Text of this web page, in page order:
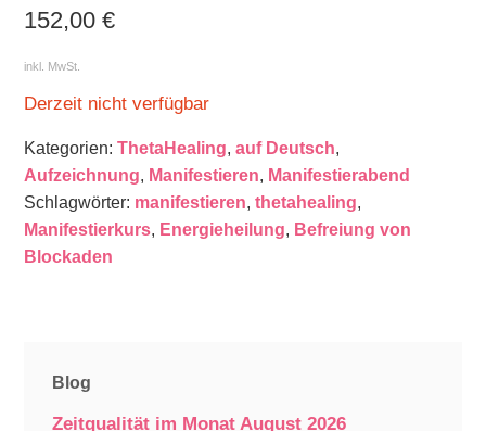
152,00€
inkl. MwSt.
Derzeit nicht verfügbar
Kategorien:ThetaHealing,auf Deutsch,
Aufzeichnung, Manifestieren, Manifestierabend
Schlagwörter: manifestieren,thetahealing,
Manifestierkurs, Energieheilung, Befreiung von
Blockaden
Blog
Zeitqualität im Monat August 2026